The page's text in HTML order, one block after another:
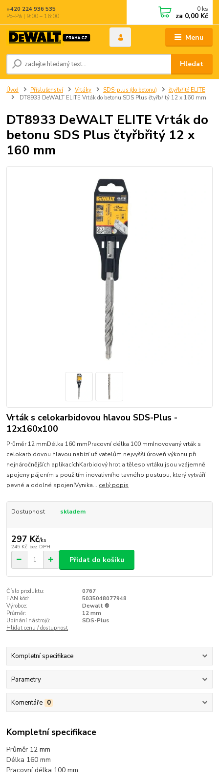
Menu
Hledat
+420 224 936 535
Po–Pá | 9:00 – 16:00
0 ks
za 0,00 Kč
Úvod Příslušenství Vrtáky SDS-plus (do betonu)
čtyřbřité ELITE
DT8933 DeWALT ELITE Vrták do betonu SDS Plus čtyřbřitý 12 x 160 mm
DT8933 DeWALT ELITE Vrták do
betonu SDS Plus čtyřbřitý 12 x
160 mm
Vrták s celokarbidovou hlavou SDS-Plus -
12x160x100
Průměr 12 mmDélka 160 mmPracovní délka 100 mmInovovaný vrták s
celokarbidovou hlavou nabízí uživatelům nejvyšší úroveň výkonu při
nejnáročnějších aplikacíchKarbidový hrot a těleso vrtáku jsou vzájemně
spojeny pájením s použitím inovativního tavného postupu, který vytváří
pevné a odolné spojeníVynika... celý popis
Dostupnost skladem
297 Kč/ks
245 Kč bez DPH
Přidat do košíku
Číslo produktu:
0767
EAN kód:
5035048077948
Výrobce:
Dewalt ®
Průměr:
12 mm
Upínání nástrojů:
SDS-Plus
Hlídat cenu / dostupnost
Kompletní specifikace
Parametry
Komentáře 0
Kompletní specifikace
Průměr 12 mm
Délka 160 mm
Pracovní délka 100 mm